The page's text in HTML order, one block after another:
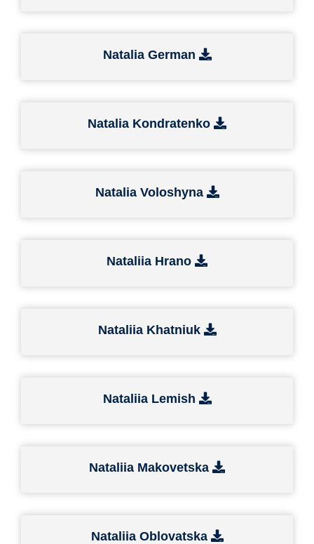
Natalia German
Natalia Kondratenko
Natalia Voloshyna
Nataliia Hrano
Nataliia Khatniuk
Nataliia Lemish
Nataliia Makovetska
Nataliia Oblovatska